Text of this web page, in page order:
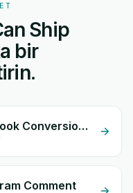
Ship
bir
Onessta + Facebook Conversion API (CAPI)
Comment